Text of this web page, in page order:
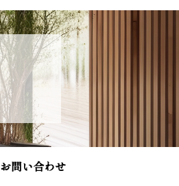
お問い合わせ